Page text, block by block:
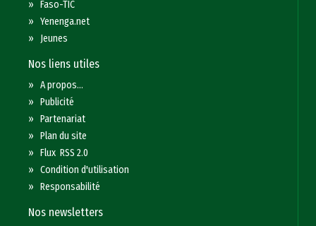
»Faso-TIC
»Yenenga.net
» Jeunes
Nos liens utiles
»A propos...
»Publicité
»Partenariat
»Plan du site
»Flux RSS 2.0
»Condition d'utilisation
»Responsabilité
Nos newsletters